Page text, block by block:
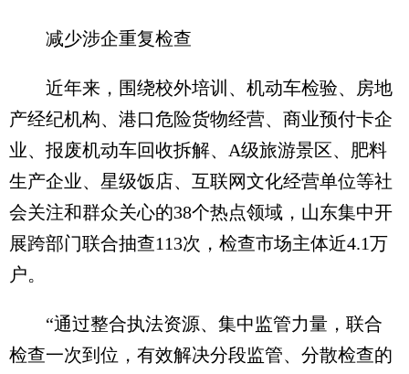
减少涉企重复检查
近年来，围绕校外培训、机动车检验、房地
产经纪机构、港口危险货物经营、商业预付卡企
业、报废机动车回收拆解、A级旅游景区、肥料
生产企业、星级饭店、互联网文化经营单位等社
会关注和群众关心的38个热点领域，山东集中开
展跨部门联合抽查113次，检查市场主体近4.1万
户。
“通过整合执法资源、集中监管力量，联合
检查一次到位，有效解决分段监管、分散检查的